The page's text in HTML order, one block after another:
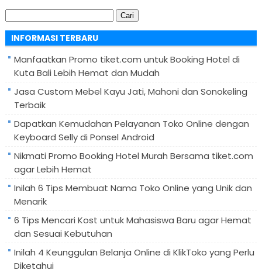
untuk:
INFORMASI TERBARU
Manfaatkan Promo tiket.com untuk Booking Hotel di
Kuta Bali Lebih Hemat dan Mudah
Jasa Custom Mebel Kayu Jati, Mahoni dan Sonokeling
Terbaik
Dapatkan Kemudahan Pelayanan Toko Online dengan
Keyboard Selly di Ponsel Android
Nikmati Promo Booking Hotel Murah Bersama tiket.com
agar Lebih Hemat
Inilah 6 Tips Membuat Nama Toko Online yang Unik dan
Menarik
6 Tips Mencari Kost untuk Mahasiswa Baru agar Hemat
dan Sesuai Kebutuhan
Inilah 4 Keunggulan Belanja Online di KlikToko yang Perlu
Diketahui